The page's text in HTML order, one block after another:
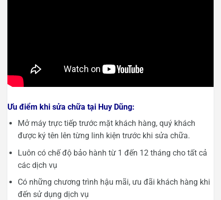
Ưu điểm khi sửa chữa tại Huy Dũng:
Mở máy trực tiếp trước mặt khách hàng, quý khách
được ký tên lên từng linh kiện trước khi sửa chữa.
Luôn có chế độ bảo hành từ 1 đến 12 tháng cho tất cả
các dịch vụ
Có những chương trình hậu mãi, ưu đãi khách hàng khi
đến sử dụng dịch vụ